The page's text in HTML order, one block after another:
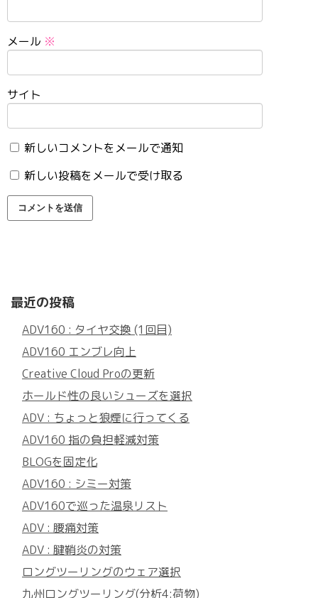
メール ※
サイト
新しいコメントをメールで通知
新しい投稿をメールで受け取る
最近の投稿
ADV160 : タイヤ交換 (1回目)
ADV160 エンブレ向上
Creative Cloud Proの更新
ホールド性の良いシューズを選択
ADV : ちょっと狼煙に行ってくる
ADV160 指の負担軽減対策
BLOGを固定化
ADV160 : シミー対策
ADV160で巡った温泉リスト
ADV : 腰痛対策
ADV : 腱鞘炎の対策
ロングツーリングのウェア選択
九州ロングツーリング(分析4:荷物)